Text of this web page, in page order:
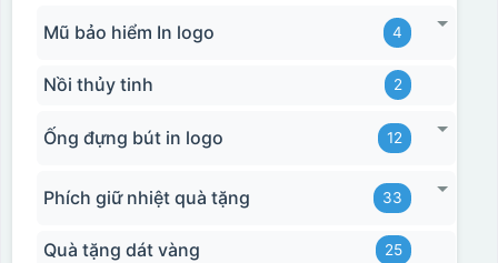
Mũ bảo hiểm In logo 4
Nồi thủy tinh 2
Ống đựng bút in logo 12
Phích giữ nhiệt quà tặng 33
Quà tặng dát vàng 25